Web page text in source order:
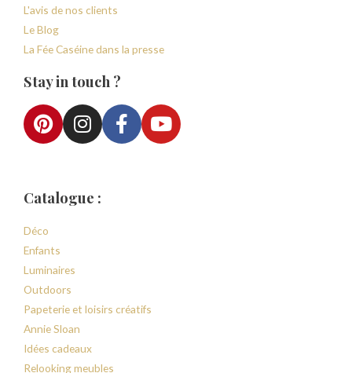
L'avis de nos clients
Le Blog
La Fée Caséine dans la presse
Stay in touch ?
Catalogue :
Déco
Enfants
Luminaires
Outdoors
Papeterie et loisirs créatifs
Annie Sloan
Idées cadeaux
Relooking meubles